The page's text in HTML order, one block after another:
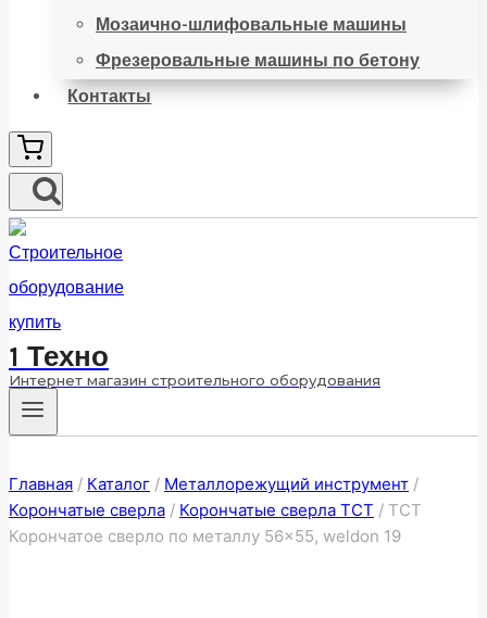
Мозаично-шлифовальные машины
Фрезеровальные машины по бетону
Контакты
1 Техно
Интернет магазин строительного оборудования
Главная / Каталог / Металлорежущий инструмент /
Корончатые сверла / Корончатые сверла ТСТ / ТСТ
Корончатое сверло по металлу 56×55, weldon 19